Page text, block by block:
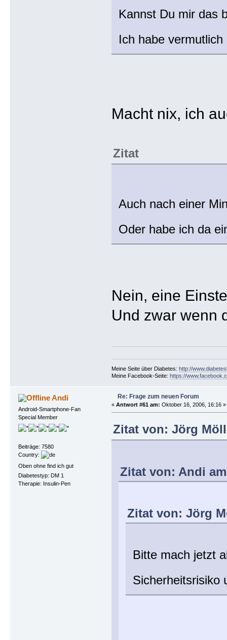
Kannst Du mir das
Ich habe
Macht nix, ich
Zitat
Auch nach einer
Oder habe ich da
Nein, eine
Und zwar wenn
Meine Seite über Diabetes: http://
Meine Facebook-Seite: https://
Andi
Android-Smartphone-Fan
Special Member
Beiträge: 7580
Country:
Oben ohne find ich gut
Diabetestyp: DM 1
Therapie: Insulin-Pen
Re: Frage zum neuen Forum
« Antwort #61 am: Oktober 16, 2006, 16:16 »
Zitat von: Jörg
Zitat von: Andi
Zitat von: Jörg
Bitte mach jetzt
Sicherheitsrisiko